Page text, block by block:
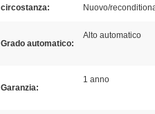
circostanza: Nuovo/
Grado automatico:
Alto automatico
Garanzia:
1 anno